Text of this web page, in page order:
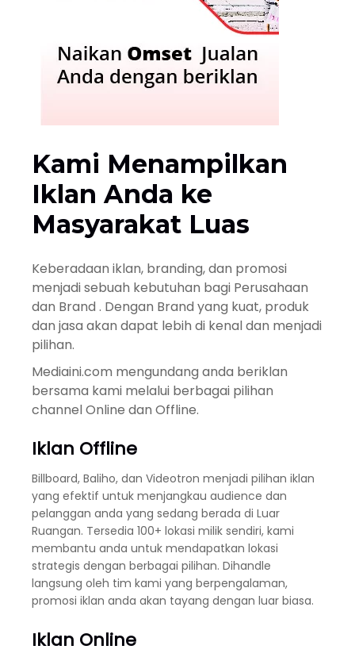
Kami Menampilkan
Iklan Anda ke
Masyarakat Luas
Keberadaan iklan, branding, dan promosi
menjadi sebuah kebutuhan bagi Perusahaan
dan Brand . Dengan Brand yang kuat, produk
dan jasa akan dapat lebih di kenal dan menjadi
pilihan.
Mediaini.com mengundang anda beriklan
bersama kami melalui berbagai pilihan
channel Online dan Offline.
Iklan Offline
Billboard, Baliho, dan Videotron menjadi pilihan iklan
yang efektif untuk menjangkau audience dan
pelanggan anda yang sedang berada di Luar
Ruangan. Tersedia 100+ lokasi milik sendiri, kami
membantu anda untuk mendapatkan lokasi
strategis dengan berbagai pilihan. Dihandle
langsung oleh tim kami yang berpengalaman,
promosi iklan anda akan tayang dengan luar biasa.
Iklan Online